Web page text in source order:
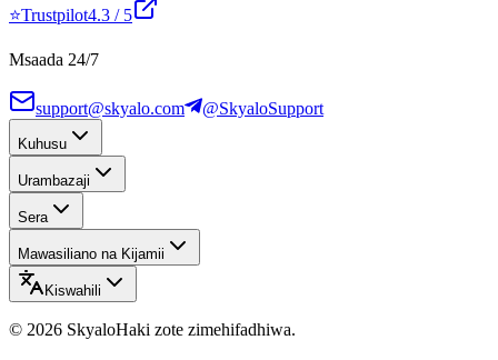
⭐Trustpilot4.3 / 5
Msaada 24/7
support@skyalo.com @SkyaloSupport
Kuhusu
Urambazaji
Sera
Mawasiliano na Kijamii
Kiswahili
© 2026 SkyaloHaki zote zimehifadhiwa.